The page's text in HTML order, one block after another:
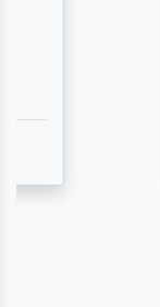
werken
maakt
Waarom